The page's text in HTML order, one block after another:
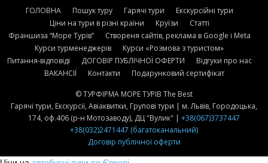
ГОЛОВНА Пошук туру Гарячі тури
Екскурсійні тури
Ціни на тури в різні країни
Круїзи
Статті
Франшиза “Море Турів”
Створеня сайтів, реклама в Google і Meta
Курси турменеджерів
Курси «Розмова з туристом»
Питання-відповіді
ДОГОВІР ПУБЛІЧНОЇ ОФЕРТИ
Відгуки про нас
ВАКАНСІЇ
Контакти Подарунковий сертифікат
© ТУРФІРМА МОРЕ ТУРІВ The Best
Гарячі тури, Екскурсії, Авіаквитки, Групові тури | м. Львів, Городоцька,
174, оф.406 (р-н Мотозаводу), ДЦ "Вулик" | +38(067)3737447
+38(032)2471447 (багатоканальний)
Договір публічної оферти